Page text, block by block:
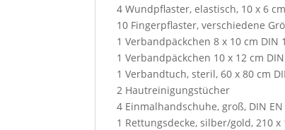
4 Wundpflaster, elastisch, 10 x 6
10 Fingerpflaster, verschiedene
1 Verbandpäckchen 8 x 10 cm DIN
1 Verbandpäckchen 10 x 12 cm
1 Verbandtuch, steril, 60 x 80 cm
2 Hautreinigungstücher
4 Einmalhandschuhe, groß, DIN EN
1 Rettungsdecke, silber/gold, 210 x